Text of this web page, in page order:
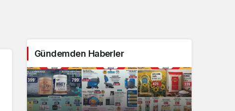
Gündemden Haberler